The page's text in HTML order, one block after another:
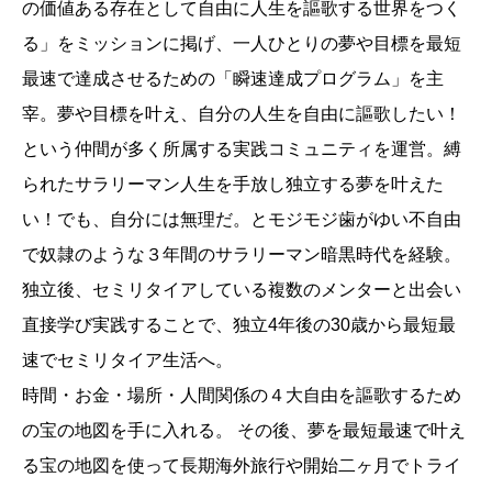
の価値ある存在として自由に人生を謳歌する世界をつく
る」をミッションに掲げ、一人ひとりの夢や目標を最短
最速で達成させるための「瞬速達成プログラム」を主
宰。夢や目標を叶え、自分の人生を自由に謳歌したい！
という仲間が多く所属する実践コミュニティを運営。縛
られたサラリーマン人生を手放し独立する夢を叶えた
い！でも、自分には無理だ。とモジモジ歯がゆい不自由
で奴隷のような３年間のサラリーマン暗黒時代を経験。
独立後、セミリタイアしている複数のメンターと出会い
直接学び実践することで、独立4年後の30歳から最短最
速でセミリタイア生活へ。
時間・お金・場所・人間関係の４大自由を謳歌するため
の宝の地図を手に入れる。 その後、夢を最短最速で叶え
る宝の地図を使って長期海外旅行や開始二ヶ月でトライ